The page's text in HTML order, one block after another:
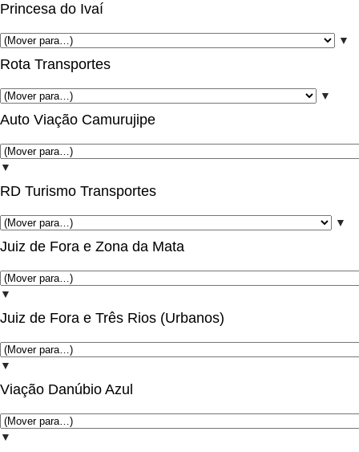
Princesa do Ivaí
▼
Rota Transportes
▼
Auto Viação Camurujipe
▼
RD Turismo Transportes
▼
Juiz de Fora e Zona da Mata
▼
Juiz de Fora e Três Rios (Urbanos)
▼
Viação Danúbio Azul
▼